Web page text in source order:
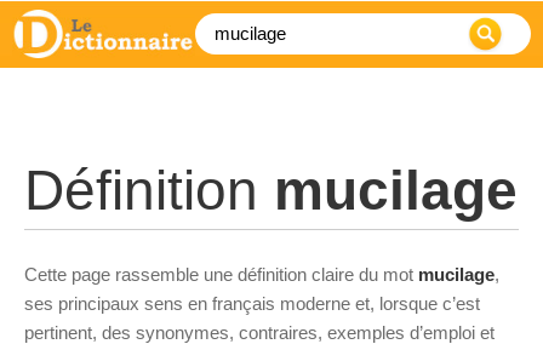
Définition mucilage
Cette page rassemble une définition claire du mot mucilage,
ses principaux sens en français moderne et, lorsque c’est
pertinent, des synonymes, contraires, exemples d’emploi et